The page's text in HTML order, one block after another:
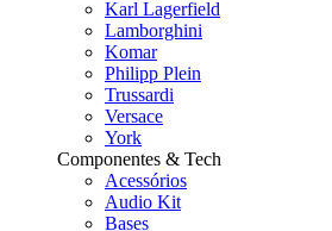
Karl Lagerfield
Lamborghini
Komar
Philipp Plein
Trussardi
Versace
York
Componentes & Tech
Acessórios
Audio Kit
Bases